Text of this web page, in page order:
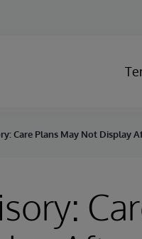
Care Plans May Not Display